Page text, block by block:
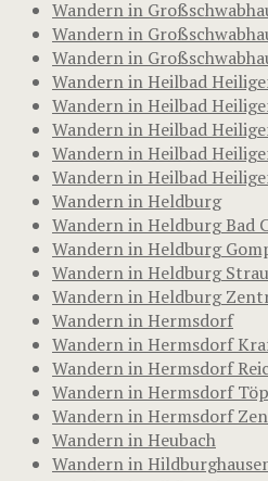
Wandern in
Wandern in
Wandern in
Wandern in Heilbad
Wandern in Heilbad
Wandern in Heilbad
Wandern in Heilbad
Wandern in Heilbad
Wandern in Heldburg
Wandern in Heldburg Bad
Wandern in Heldburg
Wandern in Heldburg
Wandern in Heldburg
Wandern in Hermsdorf
Wandern in Hermsdorf
Wandern in Hermsdorf
Wandern in Hermsdorf
Wandern in Hermsdorf
Wandern in Heubach
Wandern in